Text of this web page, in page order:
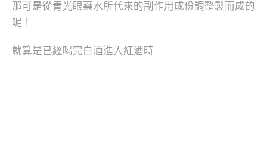
那可是從青光眼藥水所代來的副作用成份調整製而成的
呢！
就算是已經喝完白酒進入紅酒時